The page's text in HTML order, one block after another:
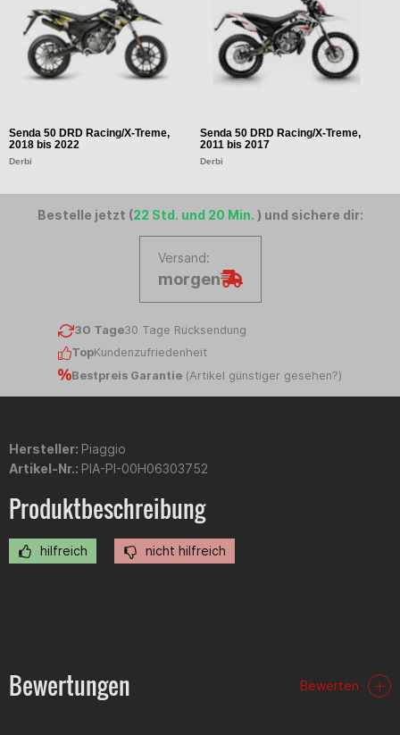
Senda 50 DRD Racing/X-Treme,
2018 bis 2022
Derbi
Senda 50 DRD Racing/X-Treme,
2011 bis 2017
Derbi
Bestelle jetzt (22 Std. und 20 Min. ) und sichere dir:
Versand:
morgen
30 Tage30 Tage Rücksendung
TopKundenzufriedenheit
Bestpreis Garantie (Artikel günstiger gesehen?)
Hersteller: Piaggio
Artikel-Nr.: PIA-PI-00H06303752
Produktbeschreibung
hilfreich nicht hilfreich
Bewertungen Bewerten